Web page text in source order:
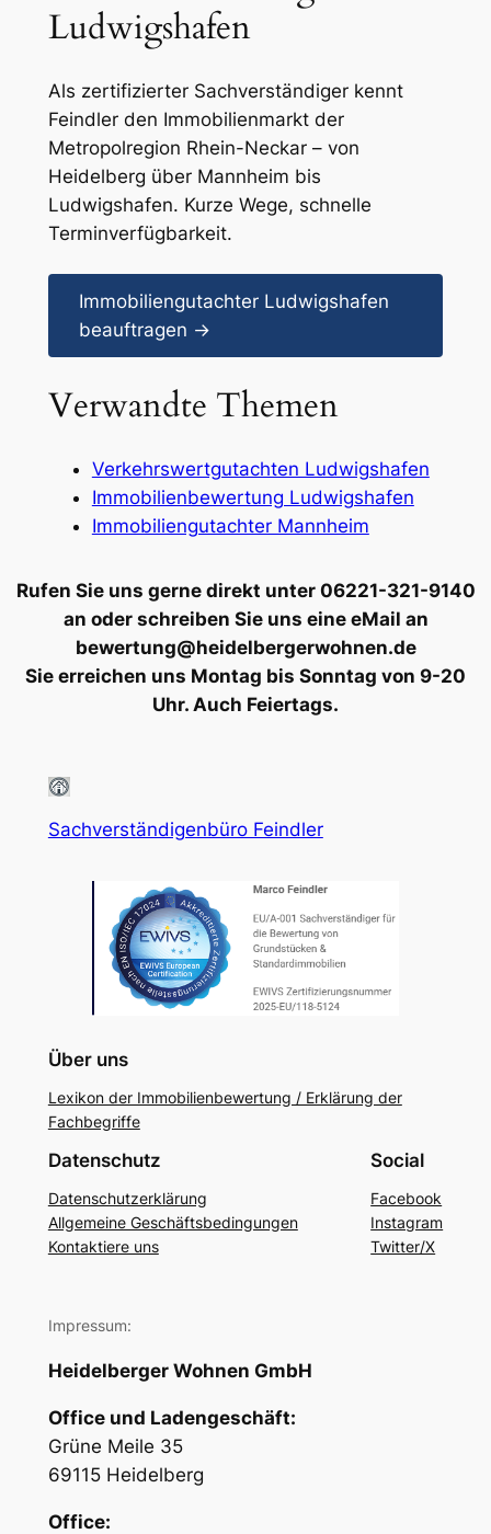
Ludwigshafen
Als zertifizierter Sachverständiger kennt
Feindler den Immobilienmarkt der
Metropolregion Rhein-Neckar – von
Heidelberg über Mannheim bis
Ludwigshafen. Kurze Wege, schnelle
Terminverfügbarkeit.
Immobiliengutachter Ludwigshafen
beauftragen →
Verwandte Themen
Verkehrswertgutachten Ludwigshafen
Immobilienbewertung Ludwigshafen
Immobiliengutachter Mannheim
Rufen Sie uns gerne direkt unter 06221-321-9140
an oder schreiben Sie uns eine eMail an
bewertung@heidelbergerwohnen.de
Sie erreichen uns Montag bis Sonntag von 9-20
Uhr. Auch Feiertags.
Sachverständigenbüro Feindler
Über uns
Lexikon der Immobilienbewertung / Erklärung der
Fachbegriffe
Datenschutz
Datenschutzerklärung
Allgemeine Geschäftsbedingungen
Kontaktiere uns
Social
Facebook
Instagram
Twitter/X
Impressum:
Heidelberger Wohnen GmbH
Office und Ladengeschäft:
Grüne Meile 35
69115 Heidelberg
Office: